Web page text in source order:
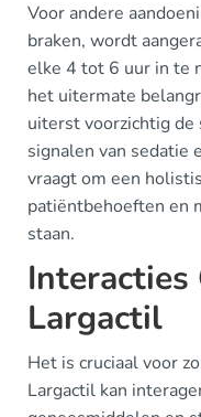
Voor andere
braken, wordt
elke 4 tot 6 uur in te
het uitermate
uiterst voorzichtig
signalen van sedatie
vraagt om een
patiëntbehoeften en
staan.
Largactil
Het is cruciaal voor
Largactil kan